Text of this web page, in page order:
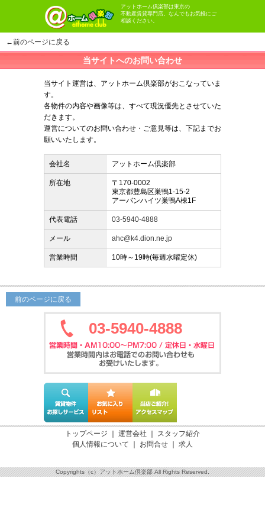
アットホーム倶楽部は東京の
不動産賃貸専門店。なんでもお気軽にご
相談ください。
←前のページに戻る
当サイトへのお問い合わせ
当サイト運営は、アットホーム倶楽部がおこなっていま
す。
各物件の内容や画像等は、すべて現況優先とさせていた
だきます。
運営についてのお問い合わせ・ご意見等は、下記までお
願いいたします。
会社名 アットホーム倶楽部
所在地
〒170-0002
東京都豊島区巣鴨1-15-2
アーバンハイツ巣鴨A棟1F
代表電話 03-5940-4888
メール ahc@k4.dion.ne.jp
営業時間 10時～19時(毎週水曜定休)
前のページに戻る
03-5940-4888
トップページ ｜ 運営会社 ｜
スタッフ紹介
個人情報について ｜ お問合せ ｜ 求人
Copyrights（c）アットホーム倶楽部 All Rights Reserved.